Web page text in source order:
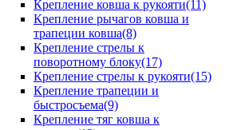
Крепление ковша к рукояти(11)
Крепление рычагов ковша и
трапеции ковша(8)
Крепление стрелы к
поворотному блоку(17)
Крепление стрелы к рукояти(15)
Крепление трапеции и
быстросъема(9)
Крепление тяг ковша к